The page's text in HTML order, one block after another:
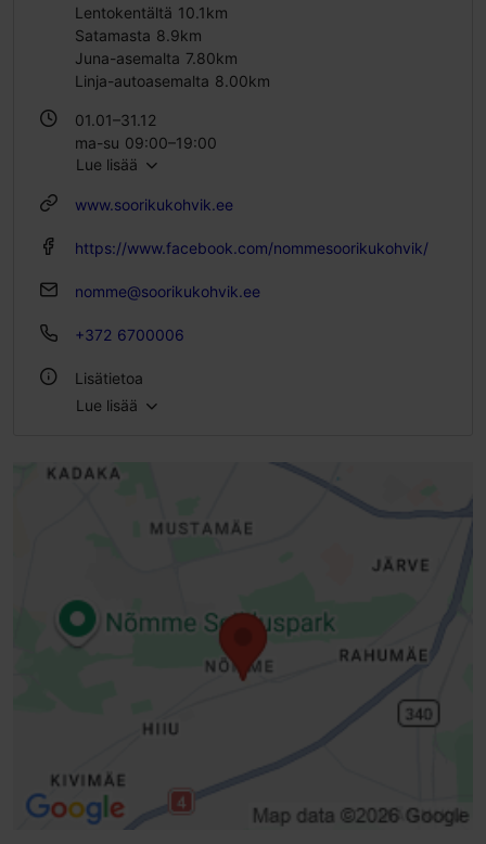
Lentokentältä 10.1km
Satamasta 8.9km
Juna-asemalta 7.80km
Linja-autoasemalta 8.00km
01.01–31.12
ma-su 09:00–19:00
Lue lisää
www.soorikukohvik.ee
https://www.facebook.com/nommesoorikukohvik/
nomme@soorikukohvik.ee
+372 6700006
Lisätietoa
Ryhmäruokailut: Kyllä
Lue lisää